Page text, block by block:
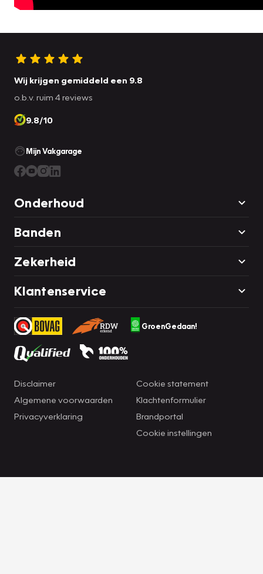
Wij krijgen gemiddeld een 9.8
o.b.v. ruim 4 reviews
9.8/10
Mijn Vakgarage
Onderhoud
Banden
Zekerheid
Klantenservice
GroenGedaan!
Disclaimer
Algemene voorwaarden
Privacyverklaring
Cookie statement
Klachtenformulier
Brandportal
Cookie instellingen